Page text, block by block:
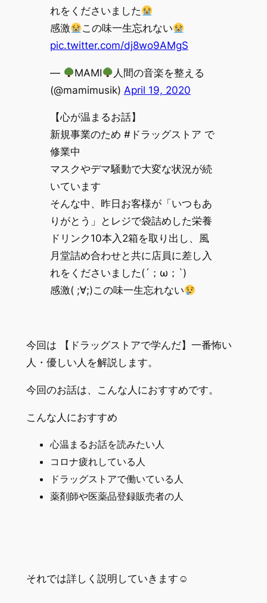
れをくださいました
感激
この味一生忘れない
pic.twitter.com/dj8wo9AMgS
— MAMI
人間の音楽を整える
(@mamimusik) April 19, 2020
【心が温まるお話】
新規事業のため #ドラッグストア で
修業中
マスクやデマ騒動で大変な状況が続
いています
そんな中、昨日お客様が「いつもあ
りがとう」とレジで袋詰めした栄養
ドリンク10本入2箱を取り出し、風
月堂詰め合わせと共に店員に差し入
れをくださいました(´；ω；`)
感激( ;∀;)この味一生忘れない
今回は 【ドラッグストアで学んだ】一番怖い
人・優しい人を解説します。
今回のお話は、こんな人におすすめです。
こんな人におすすめ
心温まるお話を読みたい人
コロナ疲れしている人
ドラッグストアで働いている人
薬剤師や医薬品登録販売者の人
それでは詳しく説明していきます☺